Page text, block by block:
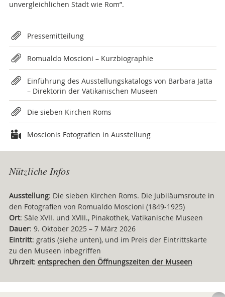
unvergleichlichen Stadt wie Rom”.
Attachments
Pressemitteilung
Romualdo Moscioni – Kurzbiographie
Einführung des Ausstellungskatalogs von Barbara Jatta
– Direktorin der Vatikanischen Museen
Die sieben Kirchen Roms
Moscionis Fotografien in Ausstellung
Nützliche Infos
Ausstellung: Die sieben Kirchen Roms. Die Jubiläumsroute in
den Fotografien von Romualdo Moscioni (1849-1925)
Ort: Säle XVII. und XVIII., Pinakothek, Vatikanische Museen
Dauer: 9. Oktober 2025 – 7 März 2026
Eintritt: gratis (siehe unten), und im Preis der Eintrittskarte
zu den Museen inbegriffen
Uhrzeit: entsprechen den Öffnungszeiten der Museen